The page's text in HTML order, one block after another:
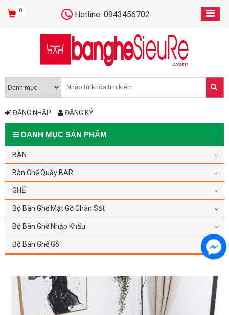
0 Hotline: 0943456702
ĐĂNG NHẬP ĐĂNG KÝ
DANH MỤC SẢN PHẨM
BÀN
Bàn Ghế Quầy BAR
GHẾ
Bộ Bàn Ghế Mặt Gỗ Chân Sắt
Bộ Bàn Ghế Nhập Khẩu
Bộ Bàn Ghế Gỗ